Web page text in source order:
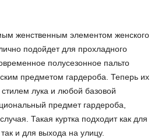
женственным элементом женского
подойдет для прохладного
полусезонное пальто
предметом гардероба. Теперь их
лука и любой базовой
предмет гардероба,
Такая куртка подходит как для
и для выхода на улицу.